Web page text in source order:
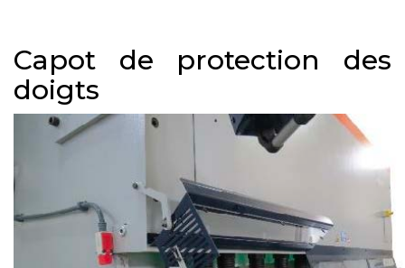
Capot de protection des
doigts